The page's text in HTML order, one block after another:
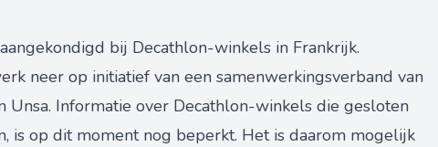
bij Decathlon-winkels in Frankrijk.
neer op initiatief van een samenwerkingsverband van
Unsa. Informatie over Decathlon-winkels die gesloten
is op dit moment nog beperkt. Het is daarom mogelijk